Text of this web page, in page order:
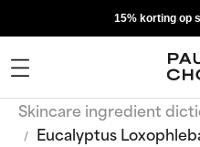
15% korting op
Skincare ingredient
Eucalyptus